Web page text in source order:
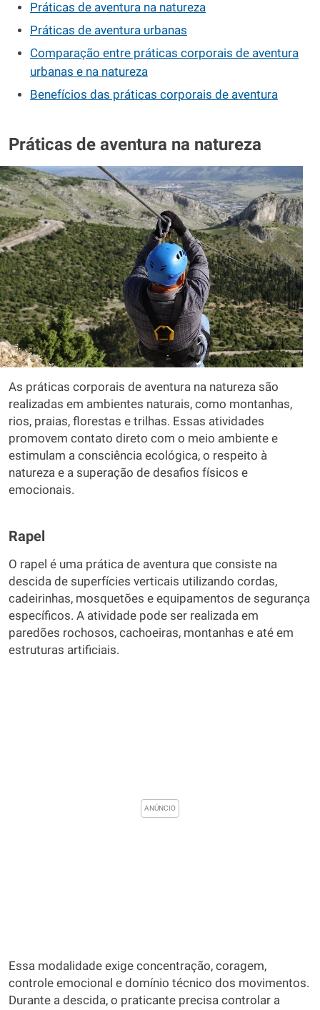
Práticas de aventura na natureza
Práticas de aventura urbanas
Comparação entre práticas corporais de aventura
urbanas e na natureza
Benefícios das práticas corporais de aventura
Práticas de aventura na natureza
As práticas corporais de aventura na natureza são
realizadas em ambientes naturais, como montanhas,
rios, praias, florestas e trilhas. Essas atividades
promovem contato direto com o meio ambiente e
estimulam a consciência ecológica, o respeito à
natureza e a superação de desafios físicos e
emocionais.
Rapel
O rapel é uma prática de aventura que consiste na
descida de superfícies verticais utilizando cordas,
cadeirinhas, mosquetões e equipamentos de segurança
específicos. A atividade pode ser realizada em
paredões rochosos, cachoeiras, montanhas e até em
estruturas artificiais.
Essa modalidade exige concentração, coragem,
controle emocional e domínio técnico dos movimentos.
Durante a descida, o praticante precisa controlar a